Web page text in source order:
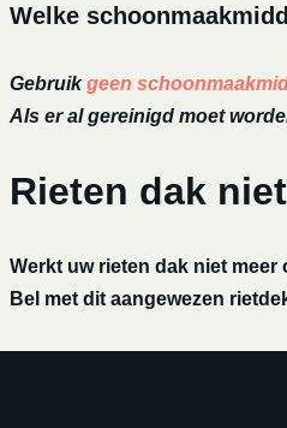
Welke
Gebruikgeen
Als er al gereinigd moet
Rieten dak
Werkt uw rieten dak niet
Bel met dit aangewezen